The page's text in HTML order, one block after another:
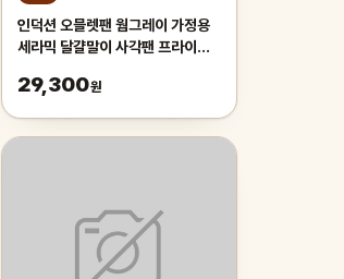
인덕션 오믈렛팬 웜그레이 가정용
세라믹 달걀말이 사각팬 프라이팬,
29,300원